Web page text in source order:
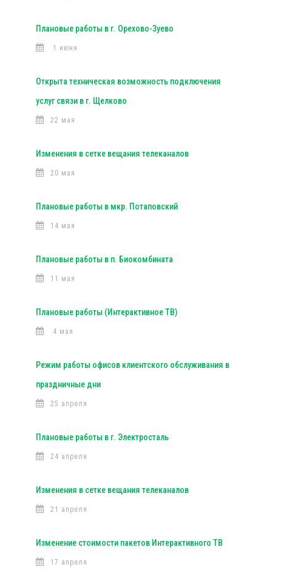
Плановые работы в г. Орехово-Зуево
1 июня
Открыта техническая возможность подключения
услуг связи в г. Щелково
22 мая
Изменения в сетке вещания телеканалов
20 мая
Плановые работы в мкр. Потаповский
14 мая
Плановые работы в п. Биокомбината
11 мая
Плановые работы (Интерактивное ТВ)
4 мая
Режим работы офисов клиентского обслуживания в
праздничные дни
25 апреля
Плановые работы в г. Электросталь
24 апреля
Изменения в сетке вещания телеканалов
21 апреля
Изменение стоимости пакетов Интерактивного ТВ
17 апреля